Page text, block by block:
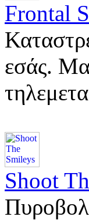
Frontal
εσάς.
Shoot